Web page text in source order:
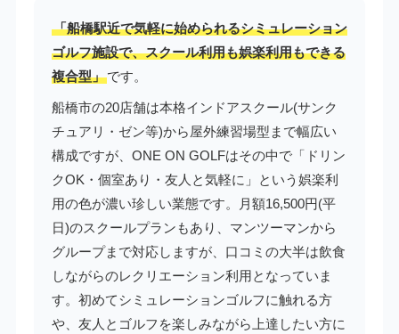
「船橋駅近で気軽に始められるシミュレーション
ゴルフ施設で、スクール利用も娯楽利用もできる
複合型」です。
船橋市の20店舗は本格インドアスクール(サンク
チュアリ・ゼン等)から屋外練習場型まで幅広い
構成ですが、ONE ON GOLFはその中で「ドリン
クOK・個室あり・友人と気軽に」という娯楽利
用の色が濃い珍しい業態です。月額16,500円(平
日)のスクールプランもあり、マンツーマンから
グループまで対応しますが、口コミの大半は飲食
しながらのレクリエーション利用となっていま
す。初めてシミュレーションゴルフに触れる方
や、友人とゴルフを楽しみながら上達したい方に